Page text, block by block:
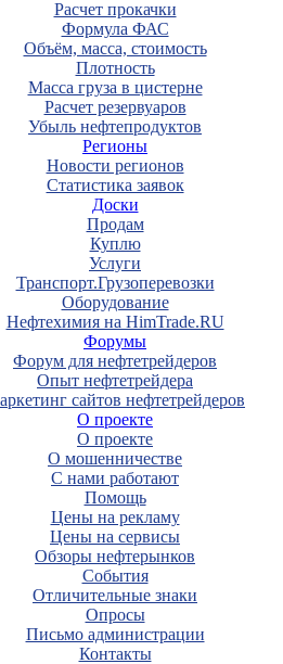
Расчет прокачки
Формула ФАС
Объём, масса, стоимость
Плотность
Масса груза в цистерне
Расчет резервуаров
Убыль нефтепродуктов
Регионы
Новости регионов
Статистика заявок
Доски
Продам
Куплю
Услуги
Транспорт.Грузоперевозки
Оборудование
Нефтехимия на HimTrade.RU
Форумы
Форум для нефтетрейдеров
Опыт нефтетрейдера
сайтов нефтетрейдеров
О проекте
О проекте
О мошенничестве
С нами работают
Помощь
Цены на рекламу
Цены на сервисы
Обзоры нефтерынков
События
Отличительные знаки
Опросы
Письмо администрации
Контакты